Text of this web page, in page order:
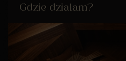
Gdzie działam?